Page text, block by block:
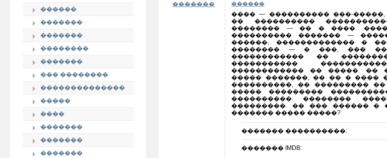
������
�������
�������
��������
�������
��� ��������
��������������
�����
����
�������
�������
�������
������
���� — ���������� ���-
�� ����������
�������� — �� � ����.
���������� ������� —
������, ������������� �
�������� — � ���, ���
������������ ��
�����������
������������ �� �����. ��
����� �������, �� �� � ����
����������, �� ���������
����� ���������
���������� ��������
���������. �� ��� ������ �
������� ����� �����?
������� ����������:
������� IMDB: